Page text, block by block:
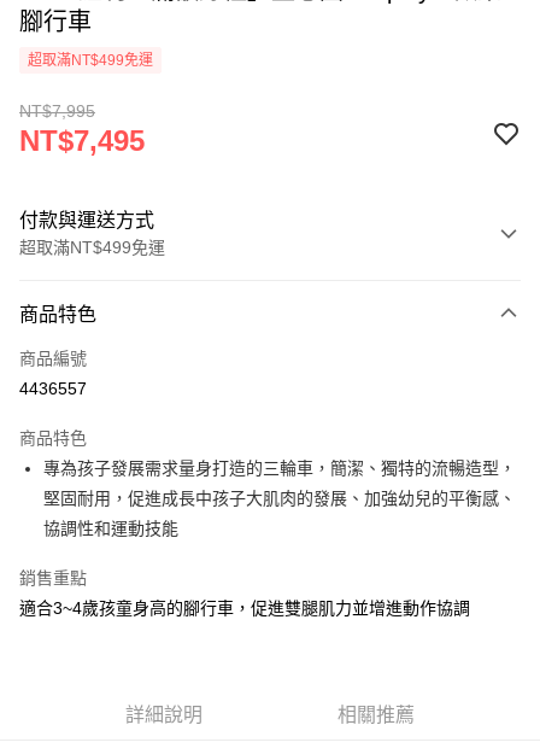
腳行車
超取滿NT$499免運
NT$7,995
NT$7,495
付款與運送方式
超取滿NT$499免運
信用卡一次付款
LINE Pay
街口支付
悠遊付
AFTEE先享後付
１．簡單：不需註冊會員、不需綁卡、不需儲值。
商品特色
商品編號
4436557
商品特色
專為孩子發展需求量身打造的三輪車，簡潔、獨特的流暢造型，
堅固耐用，促進成長中孩子大肌肉的發展、加強幼兒的平衡感、
協調性和運動技能
銷售重點
適合3~4歲孩童身高的腳行車，促進雙腿肌力並增進動作協調
詳細說明 相關推薦